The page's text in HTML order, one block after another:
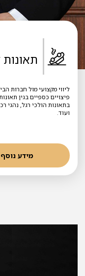
תאונות
ליווי מקצועי מול חברות
פיצויים כספיים בגין
בתאונות הולכי רגל, נהגי
ועוד.
מידע נוסף